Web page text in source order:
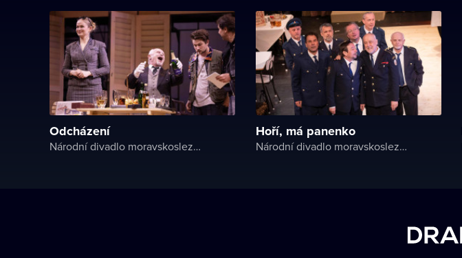
Odcházení
Národní divadlo moravskoslezské
Hoří, má panenko
Národní divadlo moravskoslezské